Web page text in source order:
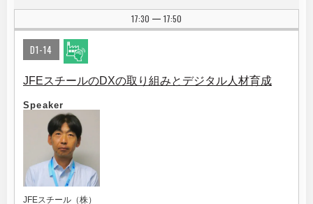
17:30 | 17:50
D1-14
JFEスチールのDXの取り組みとデジタル人材育成
Speaker
JFEスチール（株）